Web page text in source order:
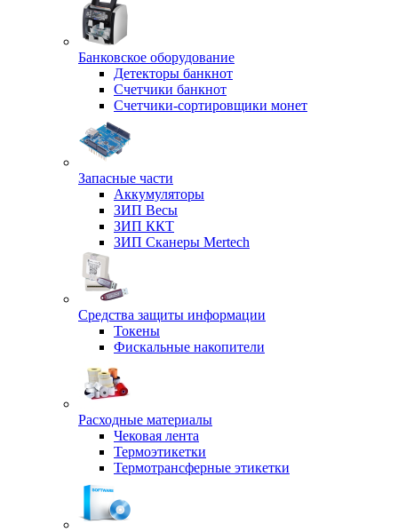
Банковское оборудование
Детекторы банкнот
Счетчики банкнот
Счетчики-сортировщики монет
Запасные части
Аккумуляторы
ЗИП Весы
ЗИП ККТ
ЗИП Сканеры Mertech
Средства защиты информации
Токены
Фискальные накопители
Расходные материалы
Чековая лента
Термоэтикетки
Термотрансферные этикетки